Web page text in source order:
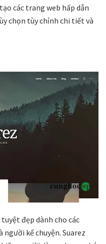
các trang web hấp dẫn
chọn tùy chỉnh chi tiết và
đẹp dành cho các
kể chuyện. Suarez